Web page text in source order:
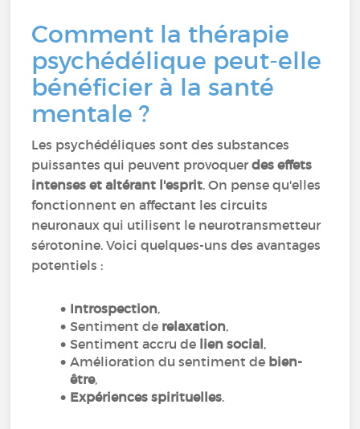
Comment la thérapie
psychédélique peut-elle
bénéficier à la santé
mentale ?
Les psychédéliques sont des substances
puissantes qui peuvent provoquerdes effets
intenses et altérant l'esprit. On pense qu'elles
fonctionnent en affectant les circuits
neuronaux qui utilisent le neurotransmetteur
sérotonine. Voici quelques-uns des avantages
potentiels :
Introspection,
Sentiment de relaxation,
Sentiment accru de lien social,
Amélioration du sentiment de bien-
être,
Expériences spirituelles.